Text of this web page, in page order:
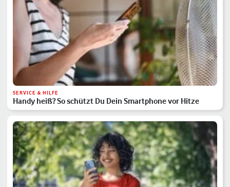
SERVICE & HILFE
Handy heiß? So schützt Du Dein Smartphone vor Hitze